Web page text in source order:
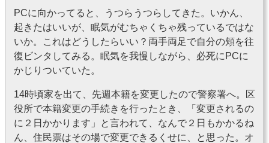
PCに向かってると、うつらうつらしてきた。いかん、
起きたはいいが、眠気がむちゃくちゃ残っているではな
いか。これはどうしたらいい？両手両足で自分の頬を往
復ビンタしてみる。眠気を我慢しながら、必死にPCに
かじりついていた。
14時頃家を出て、先週本籍を変更したので警察署へ。区
役所で本籍変更の手続きを行ったとき、「変更されるの
に２日かかります」と言われて、なんで２日もかかるね
ん、住民票はその場で変更できるくせに、と思った。オ